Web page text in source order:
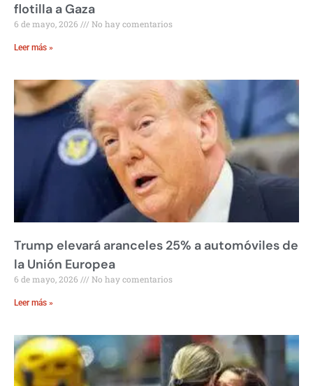
flotilla a Gaza
6 de mayo, 2026 No hay comentarios
Leer más »
Trump elevará aranceles 25% a automóviles de
la Unión Europea
6 de mayo, 2026 No hay comentarios
Leer más »